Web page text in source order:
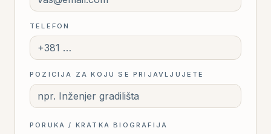
Zvezdani Dom
Najnoviji projekat — 85 stanova od 26 do
122m² u srcu Zvezdare.
TELEFON
POZICIJA ZA KOJU SE PRIJAVLJUJETE
PORUKA / KRATKA BIOGRAFIJA